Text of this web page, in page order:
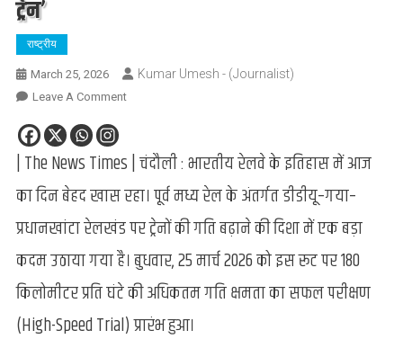
ट्रेन’
राष्ट्रीय
March 25, 2026 Kumar Umesh - (Journalist)
Leave A CommentOn
की
को
नई
उड़ान:
डीडीयू-
गया
रेलखंड
पर
| The News Times | चंदौली : भारतीय रेलवे के इतिहास में आज
का दिन बेहद खास रहा। पूर्व मध्य रेल के अंतर्गत डीडीयू–गया–
प्रधानखांटा रेलखंड पर ट्रेनों की गति बढ़ाने की दिशा में एक बड़ा
कदम उठाया गया है। बुधवार, 25 मार्च 2026 को इस रूट पर 180
किलोमीटर प्रति घंटे की अधिकतम गति क्षमता का सफल परीक्षण
(High-Speed Trial) प्रारंभ हुआ।